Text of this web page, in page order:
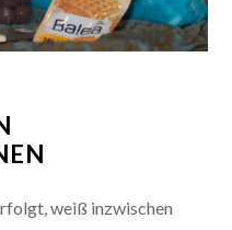
weiß inzwischen